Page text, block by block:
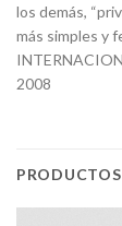
los demás,
más simples y
2008